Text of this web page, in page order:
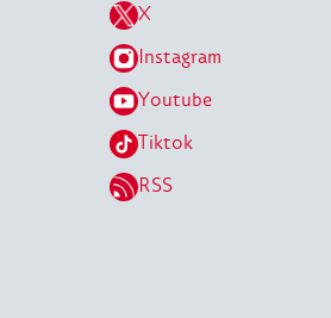
X
Instagram
Youtube
Tiktok
RSS